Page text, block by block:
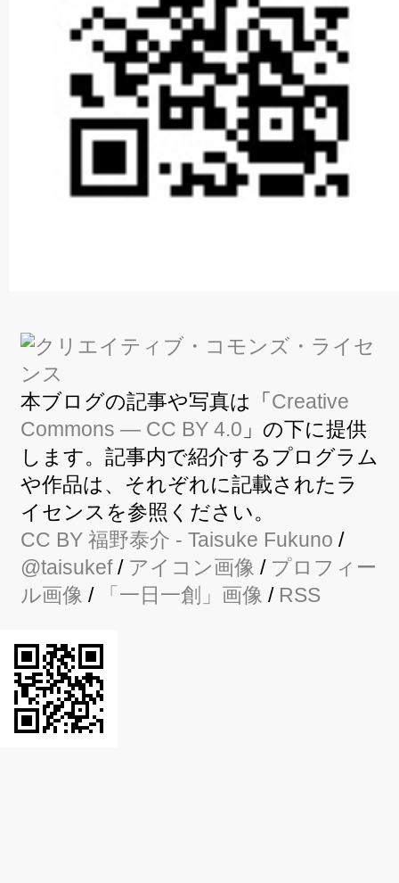
本ブログの記事や写真は「Creative
Commons — CC BY 4.0 」の下に提供
します。記事内で紹介するプログラム
や作品は、それぞれに記載されたラ
イセンスを参照ください。
CC BY 福野泰介 - Taisuke Fukuno /
@taisukef/ アイコン画像 / プロフィー
ル画像 / 「一日一創」画像 / RSS